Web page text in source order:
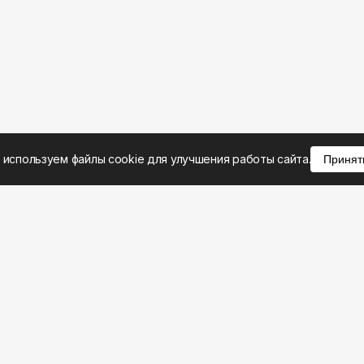
файлы cookie для улучшения работы сайта.